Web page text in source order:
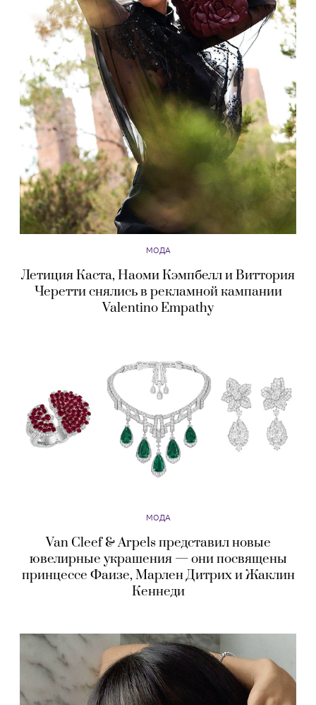
МОДА
Летиция Каста, Наоми Кэмпбелл и Виттория
Черетти снялись в рекламной кампании
Valentino Empathy
МОДА
Van Cleef & Arpels представил новые
ювелирные украшения — они посвящены
принцессе Фаизе, Марлен Дитрих и Жаклин
Кеннеди